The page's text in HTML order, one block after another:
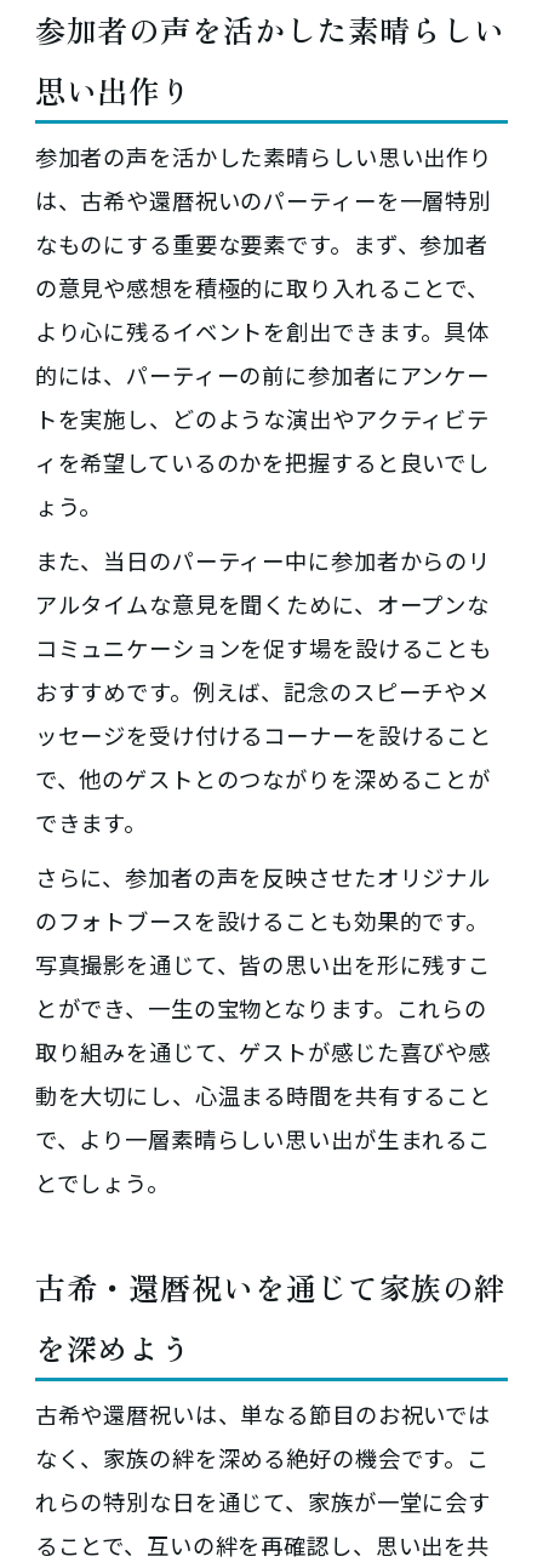
参加者の声を活かした素晴らしい
思い出作り
参加者の声を活かした素晴らしい思い出作り
は、古希や還暦祝いのパーティーを一層特別
なものにする重要な要素です。まず、参加者
の意見や感想を積極的に取り入れることで、
より心に残るイベントを創出できます。具体
的には、パーティーの前に参加者にアンケー
トを実施し、どのような演出やアクティビテ
ィを希望しているのかを把握すると良いでし
ょう。
また、当日のパーティー中に参加者からのリ
アルタイムな意見を聞くために、オープンな
コミュニケーションを促す場を設けることも
おすすめです。例えば、記念のスピーチやメ
ッセージを受け付けるコーナーを設けること
で、他のゲストとのつながりを深めることが
できます。
さらに、参加者の声を反映させたオリジナル
のフォトブースを設けることも効果的です。
写真撮影を通じて、皆の思い出を形に残すこ
とができ、一生の宝物となります。これらの
取り組みを通じて、ゲストが感じた喜びや感
動を大切にし、心温まる時間を共有すること
で、より一層素晴らしい思い出が生まれるこ
とでしょう。
古希・還暦祝いを通じて家族の絆
を深めよう
古希や還暦祝いは、単なる節目のお祝いでは
なく、家族の絆を深める絶好の機会です。こ
れらの特別な日を通じて、家族が一堂に会す
ることで、互いの絆を再確認し、思い出を共